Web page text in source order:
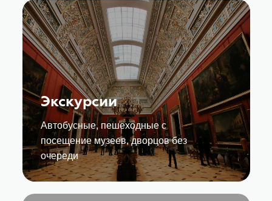
Экскурсии
Автобусные, пешеходные с
посещение музеев, дворцов без
очереди